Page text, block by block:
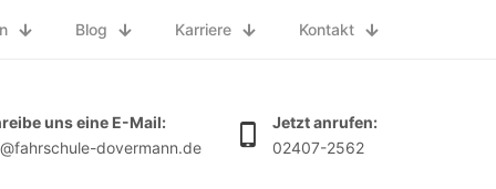
Blog Karriere Kontakt
uns eine E-Mail:
dovermann.de
Jetzt anrufen:
02407-2562